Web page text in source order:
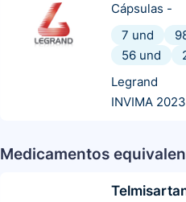
Cápsulas -
7 und
56 und
Legrand
INVIMA
Medicamentos